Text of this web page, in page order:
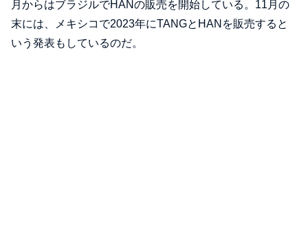
月からはブラジルでHANの販売を開始している。11月の
末には、メキシコで2023年にTANGとHANを販売すると
いう発表もしているのだ。